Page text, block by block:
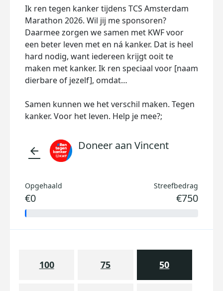
Ik ren tegen kanker tijdens TCS Amsterdam
Marathon 2026. Wil jij me sponsoren?
Daarmee zorgen we samen met KWF voor
een beter leven met en ná kanker. Dat is heel
hard nodig, want iedereen krijgt ooit te
maken met kanker. Ik ren speciaal voor [naam
dierbare of jezelf], omdat…
Samen kunnen we het verschil maken. Tegen
kanker. Voor het leven. Help je mee?;
arrow_back Doneer aan Vincent
Opgehaald
€0
Streefbedrag
€750
100 75 50